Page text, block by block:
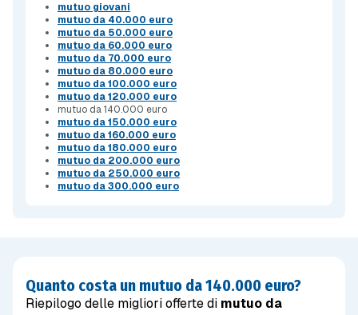
mutuo giovani
mutuo da 40.000 euro
mutuo da 50.000 euro
mutuo da 60.000 euro
mutuo da 70.000 euro
mutuo da 80.000 euro
mutuo da 100.000 euro
mutuo da 120.000 euro
mutuo da 140.000 euro
mutuo da 150.000 euro
mutuo da 160.000 euro
mutuo da 180.000 euro
mutuo da 200.000 euro
mutuo da 250.000 euro
mutuo da 300.000 euro
Quanto costa un mutuo da 140.000 euro?
Riepilogo delle migliori offerte di mutuo da